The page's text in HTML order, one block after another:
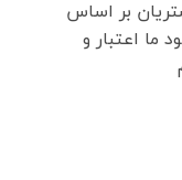
بر اساس
ما اعتبار و